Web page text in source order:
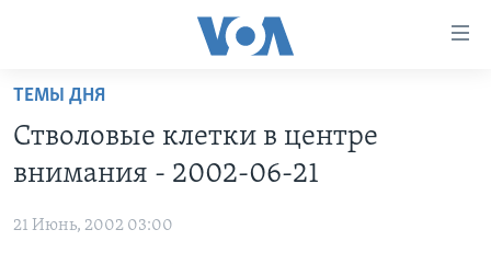
Перейти
основной
контент
НОВОСТИ ЗА МИНУТУ
УЧИМ АНГЛИЙСКИЙ
ЭКСПЕРТИЗА
ТЕМЫ ДНЯ
Стволовые клетки в центре
внимания - 2002-06-21
21 Июнь, 2002 03:00